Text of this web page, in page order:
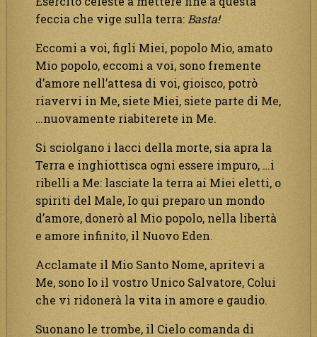
feccia che vige sulla terra: Basta!
Eccomi a voi, figli Miei, popolo Mio, amato
Mio popolo, eccomi a voi, sono fremente
d’amore nell’attesa di voi, gioisco, potrò
riavervi in Me, siete Miei, siete parte di Me,
…nuovamente riabiterete in Me.
Si sciolgano i lacci della morte, sia apra la
Terra e inghiottisca ogni essere impuro, …i
ribelli a Me: lasciate la terra ai Miei eletti, o
spiriti del Male, Io qui preparo un mondo
d’amore, donerò al Mio popolo, nella libertà
e amore infinito, il Nuovo Eden.
Acclamate il Mio Santo Nome, apritevi a
Me, sono Io il vostro Unico Salvatore, Colui
che vi ridonerà la vita in amore e gaudio.
Suonano le trombe, il Cielo comanda di